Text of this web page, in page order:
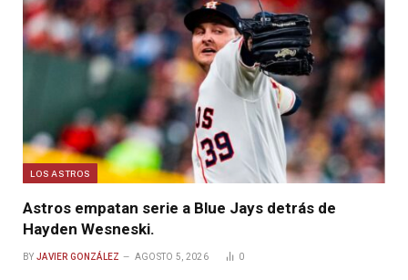
LOS ASTROS
Astros empatan serie a Blue Jays detrás de
Hayden Wesneski.
BY JAVIER GONZÁLEZ AGOSTO 5, 2026 0